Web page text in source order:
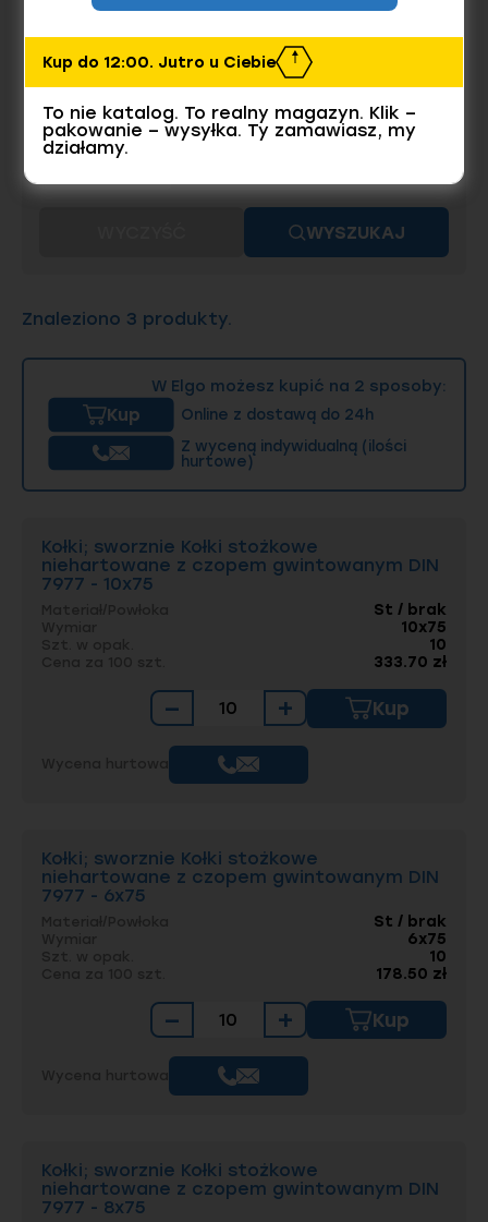
M10, M12 zaś oba największe kołki mają
Powłoka
Długość (l/d)
6 8 10
WYSZUKAJ
Znaleziono 3 produkty.
W Elgo możesz kupić na 2 sposoby:
Kup
Online z dostawą do 24h
Z wyceną indywidualną (ilości
hurtowe)
Kołki; sworznie Kołki stożkowe
niehartowane z czopem gwintowanym DIN
7977 - 10x75
St / brak
10x75
10
333.70 zł
− + Kup
Kołki; sworznie Kołki stożkowe
niehartowane z czopem gwintowanym DIN
7977 - 6x75
St / brak
6x75
10
178.50 zł
− + Kup
Kołki; sworznie Kołki stożkowe
niehartowane z czopem gwintowanym DIN
7977 - 8x75
Kup do 12:00. Jutro u Ciebie
To nie katalog. To realny magazyn. Klik –
pakowanie – wysyłka. Ty zamawiasz, my
działamy.